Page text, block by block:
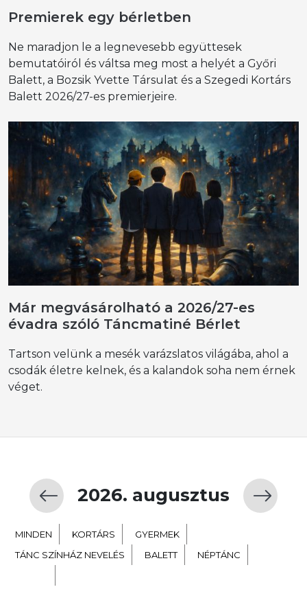
Premierek egy bérletben
Ne maradjon le a legnevesebb együttesek
bemutatóiról és váltsa meg most a helyét a Győri
Balett, a Bozsik Yvette Társulat és a Szegedi Kortárs
Balett 2026/27-es premierjeire.
Már megvásárolható a 2026/27-es
évadra szóló Táncmatiné Bérlet
Tartson velünk a mesék varázslatos világába, ahol a
csodák életre kelnek, és a kalandok soha nem érnek
véget.
2026. augusztus
MINDEN KORTÁRS
GYERMEK
TÁNC SZÍNHÁZ NEVELÉS
BALETT
NÉPTÁNC